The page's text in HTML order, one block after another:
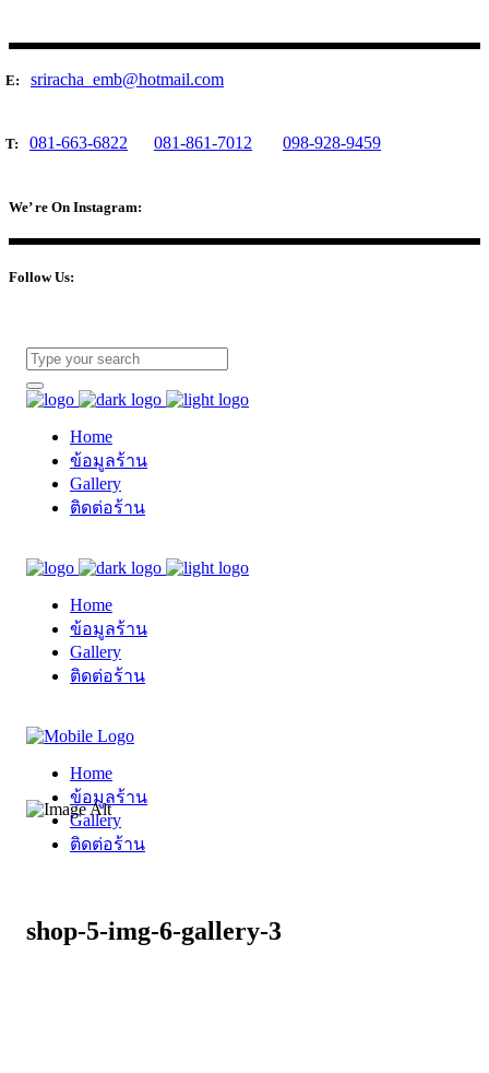
E: sriracha_emb@hotmail.com
T: 081-663-6822 081-861-7012 098-928-9459
We’ re On Instagram:
Follow Us:
Home
ข้อมูลร้าน
Gallery
ติดต่อร้าน
Home
ข้อมูลร้าน
Gallery
ติดต่อร้าน
Home
ข้อมูลร้าน
Gallery
ติดต่อร้าน
shop-5-img-6-gallery-3